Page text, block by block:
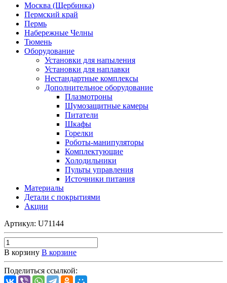
Москва (Щербинка)
Пермский край
Пермь
Набережные Челны
Тюмень
Оборудование
Установки для напыления
Установки для наплавки
Нестандартные комплексы
Дополнительное оборудование
Плазмотроны
Шумозащитные камеры
Питатели
Шкафы
Горелки
Роботы-манипуляторы
Комплектующие
Холодильники
Пульты управления
Источники питания
Материалы
Детали с покрытиями
Акции
Артикул: U71144
В корзину В корзине
Поделиться ссылкой: